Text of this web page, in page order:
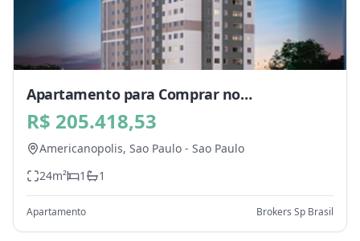
Apartamento para Comprar no
Americanopolis, Sao Paulo - SP
R$ 205.418,53
Americanopolis, Sao Paulo - Sao Paulo
24m² 1 1
Apartamento Brokers Sp Brasil